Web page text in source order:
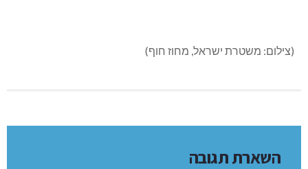
(צילום: משטרת ישראל, מחוז חוף)
השארת תגובה